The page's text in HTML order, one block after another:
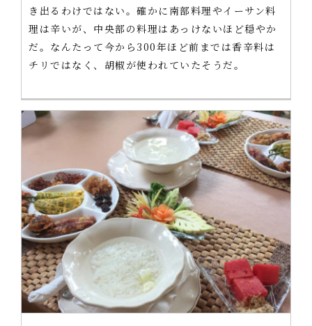
き出るわけではない。確かに南部料理やイーサン料
理は辛いが、中央部の料理はあっけないほど穏やか
だ。なんたって今から300年ほど前までは香辛料は
チリではなく、胡椒が使われていたそうだ。